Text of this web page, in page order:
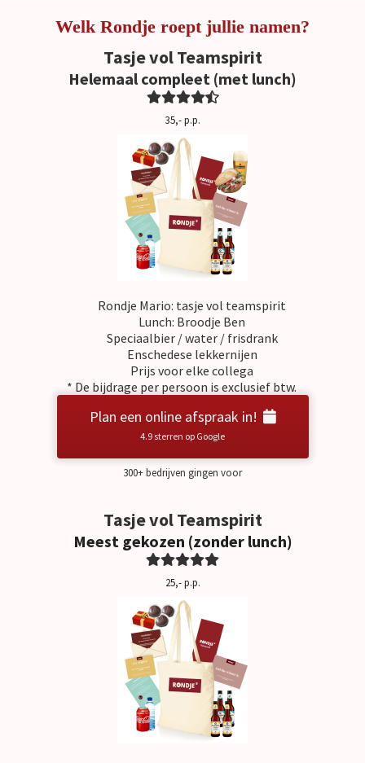
Welk Rondje roept jullie namen?
Tasje vol Teamspirit
Helemaal compleet (met lunch)
35,- p.p.
Rondje Mario: tasje vol teamspirit
Lunch: Broodje Ben
Speciaalbier / water / frisdrank
Enschedese lekkernijen
Prijs voor elke collega
* De bijdrage per persoon is exclusief btw.
Plan een online afspraak in!
4.9 sterren op Google
300+ bedrijven gingen voor
Tasje vol Teamspirit
Meest gekozen (zonder lunch)
25,- p.p.